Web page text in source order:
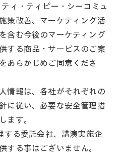
ィ・ティピー・シーコミュ
策改善、マーケティング活
含む今後のマーケティング
する商品・サービスのご案
あらかじめご同意くださ
情報は、各社がそれぞれの
に従い、必要な安全管理措
ます。
る委託会社、講演実施企
する事はございません。